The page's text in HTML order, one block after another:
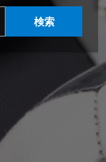
検索